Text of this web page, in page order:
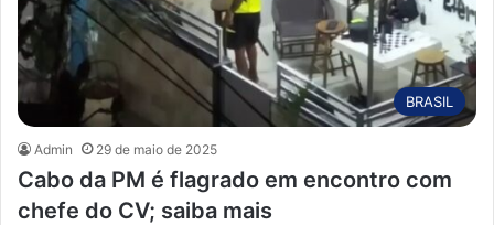
BRASIL
Admin 29 de maio de 2025
Cabo da PM é flagrado em encontro com
chefe do CV; saiba mais